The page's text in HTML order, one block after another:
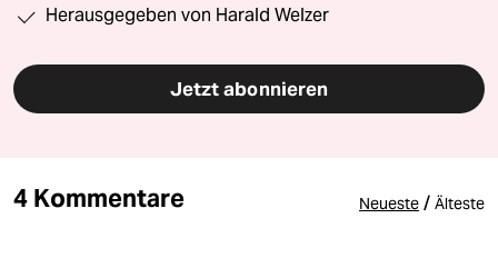
Herausgegeben von Harald Welzer
Jetzt abonnieren
4 Kommentare Neueste / Älteste